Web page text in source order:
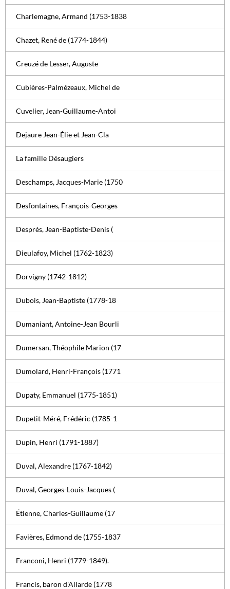
Charlemagne, Armand (1753-1838
Chazet, René de (1774-1844)
Creuzé de Lesser, Auguste
Cubières-Palmézeaux, Michel de
Cuvelier, Jean-Guillaume-Antoi
Dejaure Jean-Élie et Jean-Cla
La famille Désaugiers
Deschamps, Jacques-Marie (1750
Desfontaines, François-Georges
Desprès, Jean-Baptiste-Denis (
Dieulafoy, Michel (1762-1823)
Dorvigny (1742-1812)
Dubois, Jean-Baptiste (1778-18
Dumaniant, Antoine-Jean Bourli
Dumersan, Théophile Marion (17
Dumolard, Henri-François (1771
Dupaty, Emmanuel (1775-1851)
Dupetit-Méré, Frédéric (1785-1
Dupin, Henri (1791-1887)
Duval, Alexandre (1767-1842)
Duval, Georges-Louis-Jacques (
Étienne, Charles-Guillaume (17
Favières, Edmond de (1755-1837
Franconi, Henri (1779-1849).
Francis, baron d'Allarde (1778